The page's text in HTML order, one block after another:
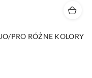
PRO RÓŻNE KOLORY